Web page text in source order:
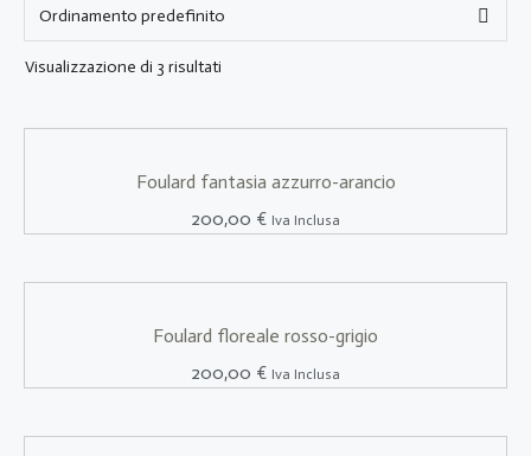
Visualizzazione di 3 risultati
Foulard fantasia azzurro-arancio
200,00 € Iva Inclusa
Foulard floreale rosso-grigio
200,00 € Iva Inclusa